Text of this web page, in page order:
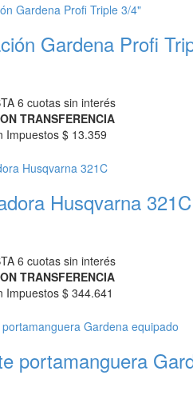
Gardena Profi
6 cuotas sin interés
TRANSFERENCIA
Impuestos $ 13.359
Husqvarna 321C
6 cuotas sin interés
TRANSFERENCIA
Impuestos $ 344.641
portamanguera